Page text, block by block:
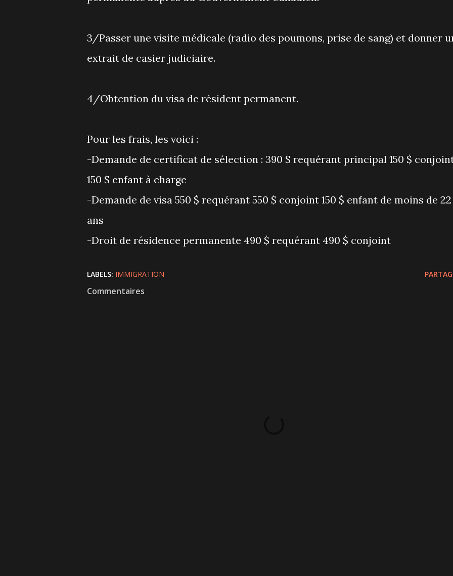
3/Passer une visite médicale (radio des poumons, prise de sang) et donner
extrait de casier judiciaire.
4/Obtention du visa de résident permanent.
Pour les frais, les voici :
-Demande de certificat de sélection : 390 $ requérant principal 150 $
150 $ enfant à charge
-Demande de visa 550 $ requérant 550 $ conjoint 150 $ enfant de moins de 22
ans
-Droit de résidence permanente 490 $ requérant 490 $ conjoint
LABELS: IMMIGRATION
Commentaires